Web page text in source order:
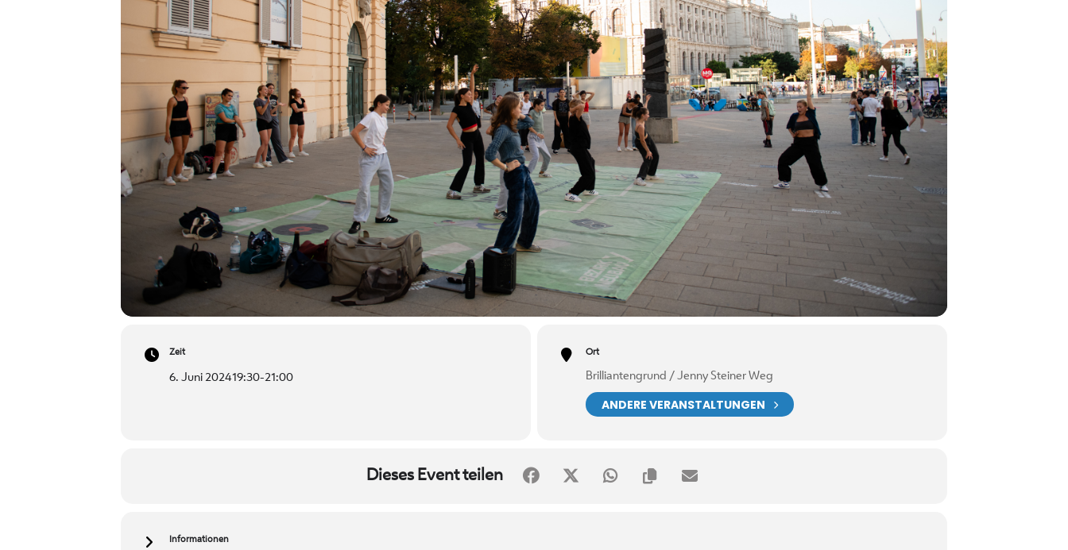
Zeit
6. Juni 202419:30-21:00
Ort
Brilliantengrund / Jenny Steiner Weg
ANDERE VERANSTALTUNGEN
Dieses Event teilen
Informationen